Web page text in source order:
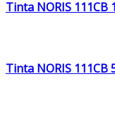
Tinta NORIS 111CB
Tinta NORIS 111CB